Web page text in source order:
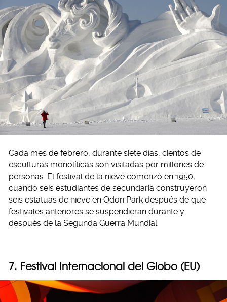
Cada mes de febrero, durante siete días, cientos de
esculturas monolíticas son visitadas por millones de
personas. El festival de la nieve comenzó en 1950,
cuando seis estudiantes de secundaria construyeron
seis estatuas de nieve en Odori Park después de que
festivales anteriores se suspendieran durante y
después de la Segunda Guerra Mundial.
7. Festival Internacional del Globo (EU)